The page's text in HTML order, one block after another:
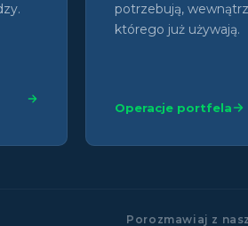
potrzebują,
którego już używają.
Operacje portfela
Porozmawiaj z